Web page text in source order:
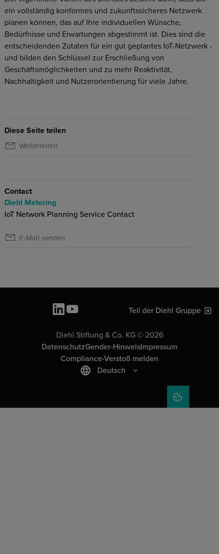
ein vollständig konformes und zukunftssicheres Netzwerk
planen können, das auf Ihre individuellen Wünsche,
Bedürfnisse und Erwartungen abgestimmt ist. Dies sind die
entscheidenden Zutaten für ein gut geplantes IoT-Netzwerk -
und bilden den Schlüssel zur Erschließung von
Geschäftsmöglichkeiten und zu mehr Reaktivität,
Nachhaltigkeit und Nutzerorientierung für viele Jahre.
Diese Seite teilen
Weiterleiten
Contact
Diehl Metering
IoT Network Planning Service Contact
E-Mail senden
Teil der Diehl Gruppe
Diehl Stiftung & Co. KG © 2026
DatenschutzGender-HinweisImpressum
Compliance-Verstoß melden
Deutsch
COOKIE-